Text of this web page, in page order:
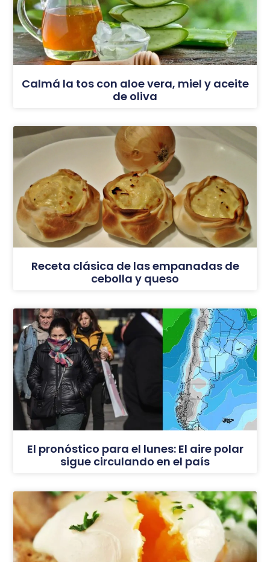
Calmá la tos con aloe vera, miel y aceite
de oliva
Receta clásica de las empanadas de
cebolla y queso
El pronóstico para el lunes: El aire polar
sigue circulando en el país